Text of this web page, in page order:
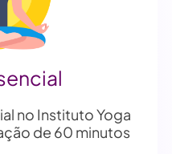
no Instituto Yoga
de 60 minutos